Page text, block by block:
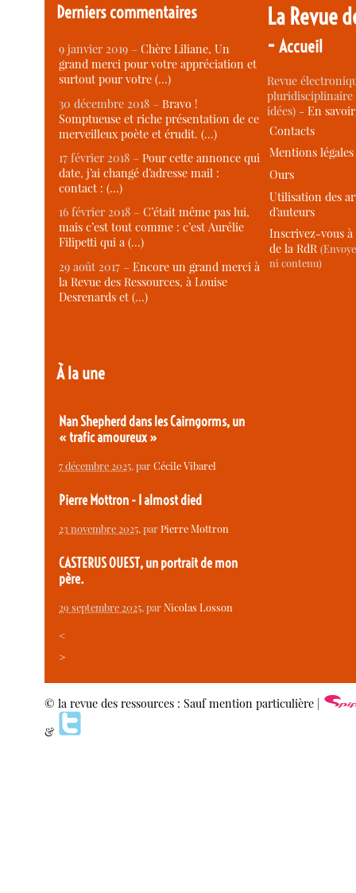
Derniers commentaires
9 janvier 2019 –Chère Liliane, Un
grand merci pour votre appréciation et
surtout pour votre (…)
30 décembre 2018 –Bravo !
Somptueuse et riche présentation de ce
merveilleux poète et érudit. (…)
17 février 2018 –Pour cette annonce qui
date, j’ai changé d’adresse mail :
contact : (…)
16 février 2018 –C’était même pas lui,
mais c’est tout comme : c’est Aurélie
Filipetti qui a (…)
29 août 2017 –Encore un grand merci à
la Revue des Ressources, à Louise
Desrenards et (…)
À la une
Nan Shepherd dans les Cairngorms, un
« trafic amoureux »
7 décembre 2025, parCécile Vibarel
Pierre Mottron - I almost died
23 novembre 2025, parPierre Mottron
CASTERUS OUEST, un portrait de mon
père.
29 septembre 2025, parNicolas Losson
<
>
La Revue
-Accueil
Revue
idées) -En
Contacts
Mentions légales
Ours
Utilisation des
d’auteurs
Inscrivez-vous
de la RdR
ni contenu)
© la revue des ressources : Sauf mention particulière |
&